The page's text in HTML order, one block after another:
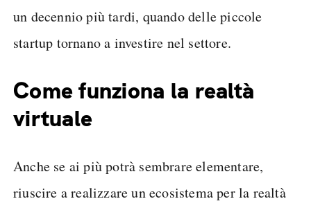
un decennio più tardi, quando delle piccole
startup tornano a investire nel settore.
Come funziona la realtà
virtuale
Anche se ai più potrà sembrare elementare,
riuscire a realizzare un ecosistema per la realtà